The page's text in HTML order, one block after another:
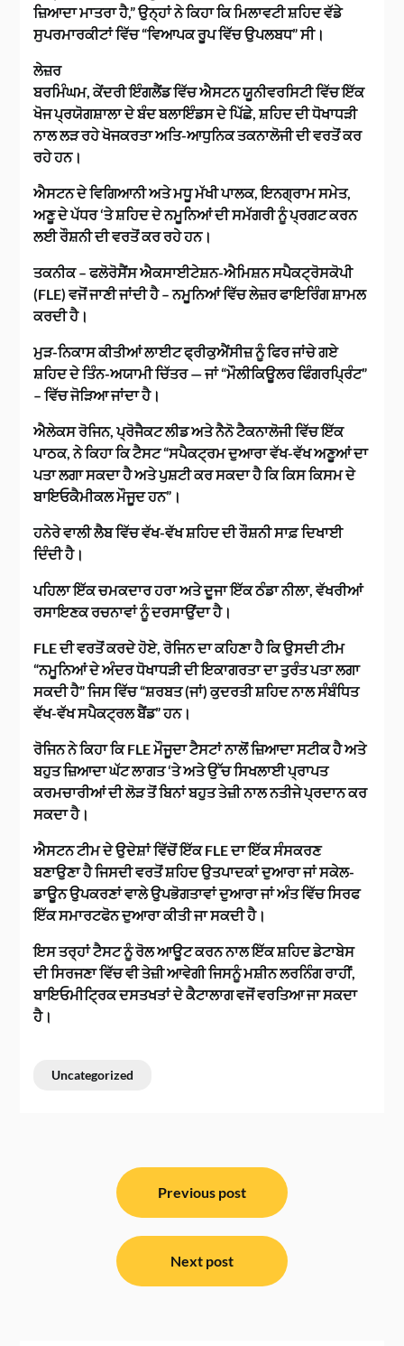
ਜ਼ਿਆਦਾ ਮਾਤਰਾ ਹੈ,” ਉਨ੍ਹਾਂ ਨੇ ਕਿਹਾ ਕਿ ਮਿਲਾਵਟੀ ਸ਼ਹਿਦ ਵੱਡੇ
ਸੁਪਰਮਾਰਕੀਟਾਂ ਵਿੱਚ “ਵਿਆਪਕ ਰੂਪ ਵਿੱਚ ਉਪਲਬਧ” ਸੀ।
ਲੇਜ਼ਰ
ਬਰਮਿੰਘਮ, ਕੇਂਦਰੀ ਇੰਗਲੈਂਡ ਵਿੱਚ ਐਸਟਨ ਯੂਨੀਵਰਸਿਟੀ ਵਿੱਚ ਇੱਕ
ਖੋਜ ਪ੍ਰਯੋਗਸ਼ਾਲਾ ਦੇ ਬੰਦ ਬਲਾਇੰਡਸ ਦੇ ਪਿੱਛੇ, ਸ਼ਹਿਦ ਦੀ ਧੋਖਾਧੜੀ
ਨਾਲ ਲੜ ਰਹੇ ਖੋਜਕਰਤਾ ਅਤਿ-ਆਧੁਨਿਕ ਤਕਨਾਲੋਜੀ ਦੀ ਵਰਤੋਂ ਕਰ
ਰਹੇ ਹਨ।
ਐਸਟਨ ਦੇ ਵਿਗਿਆਨੀ ਅਤੇ ਮਧੂ ਮੱਖੀ ਪਾਲਕ, ਇਨਗ੍ਰਾਮ ਸਮੇਤ,
ਅਣੂ ਦੇ ਪੱਧਰ ‘ਤੇ ਸ਼ਹਿਦ ਦੇ ਨਮੂਨਿਆਂ ਦੀ ਸਮੱਗਰੀ ਨੂੰ ਪ੍ਰਗਟ ਕਰਨ
ਲਈ ਰੌਸ਼ਨੀ ਦੀ ਵਰਤੋਂ ਕਰ ਰਹੇ ਹਨ।
ਤਕਨੀਕ – ਫਲੋਰੋਸੈਂਸ ਐਕਸਾਈਟੇਸ਼ਨ-ਐਮਿਸ਼ਨ ਸਪੈਕਟ੍ਰੋਸਕੋਪੀ
(FLE) ਵਜੋਂ ਜਾਣੀ ਜਾਂਦੀ ਹੈ – ਨਮੂਨਿਆਂ ਵਿੱਚ ਲੇਜ਼ਰ ਫਾਇਰਿੰਗ ਸ਼ਾਮਲ
ਕਰਦੀ ਹੈ।
ਮੁੜ-ਨਿਕਾਸ ਕੀਤੀਆਂ ਲਾਈਟ ਫ੍ਰੀਕੁਐਂਸੀਜ਼ ਨੂੰ ਫਿਰ ਜਾਂਚੇ ਗਏ
ਸ਼ਹਿਦ ਦੇ ਤਿੰਨ-ਅਯਾਮੀ ਚਿੱਤਰ — ਜਾਂ “ਮੌਲੀਕਿਊਲਰ ਫਿੰਗਰਪ੍ਰਿੰਟ”
– ਵਿੱਚ ਜੋੜਿਆ ਜਾਂਦਾ ਹੈ।
ਐਲੇਕਸ ਰੋਜਿਨ, ਪ੍ਰੋਜੈਕਟ ਲੀਡ ਅਤੇ ਨੈਨੋ ਟੈਕਨਾਲੋਜੀ ਵਿੱਚ ਇੱਕ
ਪਾਠਕ, ਨੇ ਕਿਹਾ ਕਿ ਟੈਸਟ “ਸਪੈਕਟ੍ਰਮ ਦੁਆਰਾ ਵੱਖ-ਵੱਖ ਅਣੂਆਂ ਦਾ
ਪਤਾ ਲਗਾ ਸਕਦਾ ਹੈ ਅਤੇ ਪੁਸ਼ਟੀ ਕਰ ਸਕਦਾ ਹੈ ਕਿ ਕਿਸ ਕਿਸਮ ਦੇ
ਬਾਇਓਕੈਮੀਕਲ ਮੌਜੂਦ ਹਨ”।
ਹਨੇਰੇ ਵਾਲੀ ਲੈਬ ਵਿੱਚ ਵੱਖ-ਵੱਖ ਸ਼ਹਿਦ ਦੀ ਰੌਸ਼ਨੀ ਸਾਫ਼ ਦਿਖਾਈ
ਦਿੰਦੀ ਹੈ।
ਪਹਿਲਾ ਇੱਕ ਚਮਕਦਾਰ ਹਰਾ ਅਤੇ ਦੂਜਾ ਇੱਕ ਠੰਡਾ ਨੀਲਾ, ਵੱਖਰੀਆਂ
ਰਸਾਇਣਕ ਰਚਨਾਵਾਂ ਨੂੰ ਦਰਸਾਉਂਦਾ ਹੈ।
FLE ਦੀ ਵਰਤੋਂ ਕਰਦੇ ਹੋਏ, ਰੋਜਿਨ ਦਾ ਕਹਿਣਾ ਹੈ ਕਿ ਉਸਦੀ ਟੀਮ
“ਨਮੂਨਿਆਂ ਦੇ ਅੰਦਰ ਧੋਖਾਧੜੀ ਦੀ ਇਕਾਗਰਤਾ ਦਾ ਤੁਰੰਤ ਪਤਾ ਲਗਾ
ਸਕਦੀ ਹੈ” ਜਿਸ ਵਿੱਚ “ਸ਼ਰਬਤ (ਜਾਂ) ਕੁਦਰਤੀ ਸ਼ਹਿਦ ਨਾਲ ਸੰਬੰਧਿਤ
ਵੱਖ-ਵੱਖ ਸਪੈਕਟ੍ਰਲ ਬੈਂਡ” ਹਨ।
ਰੋਜਿਨ ਨੇ ਕਿਹਾ ਕਿ FLE ਮੌਜੂਦਾ ਟੈਸਟਾਂ ਨਾਲੋਂ ਜ਼ਿਆਦਾ ਸਟੀਕ ਹੈ ਅਤੇ
ਬਹੁਤ ਜ਼ਿਆਦਾ ਘੱਟ ਲਾਗਤ ‘ਤੇ ਅਤੇ ਉੱਚ ਸਿਖਲਾਈ ਪ੍ਰਾਪਤ
ਕਰਮਚਾਰੀਆਂ ਦੀ ਲੋੜ ਤੋਂ ਬਿਨਾਂ ਬਹੁਤ ਤੇਜ਼ੀ ਨਾਲ ਨਤੀਜੇ ਪ੍ਰਦਾਨ ਕਰ
ਸਕਦਾ ਹੈ।
ਐਸਟਨ ਟੀਮ ਦੇ ਉਦੇਸ਼ਾਂ ਵਿੱਚੋਂ ਇੱਕ FLE ਦਾ ਇੱਕ ਸੰਸਕਰਣ
ਬਣਾਉਣਾ ਹੈ ਜਿਸਦੀ ਵਰਤੋਂ ਸ਼ਹਿਦ ਉਤਪਾਦਕਾਂ ਦੁਆਰਾ ਜਾਂ ਸਕੇਲ-
ਡਾਊਨ ਉਪਕਰਣਾਂ ਵਾਲੇ ਉਪਭੋਗਤਾਵਾਂ ਦੁਆਰਾ ਜਾਂ ਅੰਤ ਵਿੱਚ ਸਿਰਫ
ਇੱਕ ਸਮਾਰਟਫੋਨ ਦੁਆਰਾ ਕੀਤੀ ਜਾ ਸਕਦੀ ਹੈ।
ਇਸ ਤਰ੍ਹਾਂ ਟੈਸਟ ਨੂੰ ਰੋਲ ਆਊਟ ਕਰਨ ਨਾਲ ਇੱਕ ਸ਼ਹਿਦ ਡੇਟਾਬੇਸ
ਦੀ ਸਿਰਜਣਾ ਵਿੱਚ ਵੀ ਤੇਜ਼ੀ ਆਵੇਗੀ ਜਿਸਨੂੰ ਮਸ਼ੀਨ ਲਰਨਿੰਗ ਰਾਹੀਂ,
ਬਾਇਓਮੀਟ੍ਰਿਕ ਦਸਤਖਤਾਂ ਦੇ ਕੈਟਾਲਾਗ ਵਜੋਂ ਵਰਤਿਆ ਜਾ ਸਕਦਾ
ਹੈ।
Uncategorized
Previous post
Next post